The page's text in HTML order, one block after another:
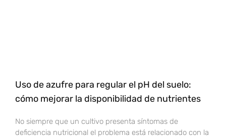
Uso de azufre para regular el pH del suelo:
cómo mejorar la disponibilidad de nutrientes
No siempre que un cultivo presenta síntomas de
deficiencia nutricional el problema está relacionado con la